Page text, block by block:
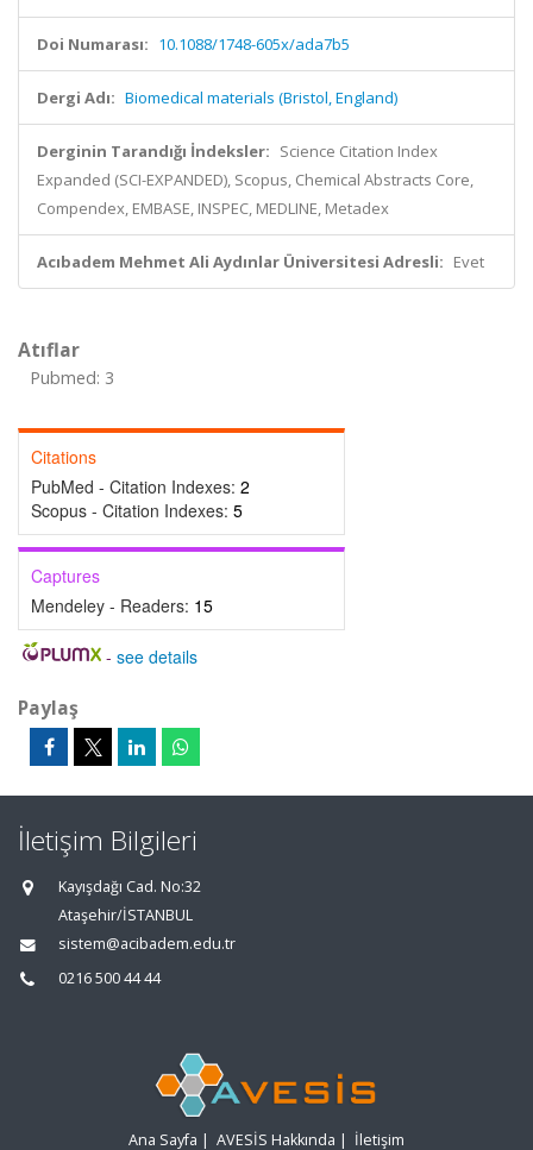
Doi Numarası: 10.1088/1748-605x/ada7b5
Dergi Adı: Biomedical materials (Bristol, England)
Derginin Tarandığı İndeksler: Science Citation Index
Expanded (SCI-EXPANDED), Scopus, Chemical Abstracts Core,
Compendex, EMBASE, INSPEC, MEDLINE, Metadex
Acıbadem Mehmet Ali Aydınlar Üniversitesi Adresli: Evet
Atıflar
Pubmed: 3
Citations
PubMed - Citation Indexes: 2
Scopus - Citation Indexes: 5
Captures
Mendeley - Readers: 15
- see details
Paylaş
İletişim Bilgileri
Kayışdağı Cad. No:32
Ataşehir/İSTANBUL
sistem@acibadem.edu.tr
0216 500 44 44
Ana Sayfa | AVESİS Hakkında | İletişim